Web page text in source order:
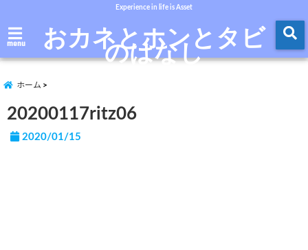
Experience in life is Asset
menu おカネとホンとタビ
のはなし
ホーム
20200117ritz06
2020/01/15